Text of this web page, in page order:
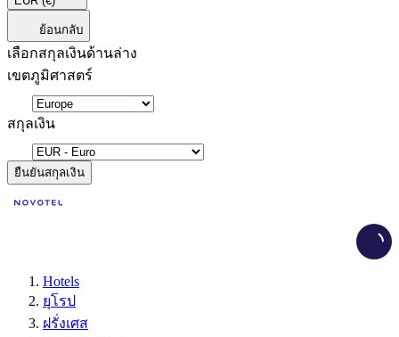
ย้อนกลับ
เลือกสกุลเงินด้านล่าง
เขตภูมิศาสตร์
สกุลเงิน
ยืนยันสกุลเงิน
Hotels
ยุโรป
ฝรั่งเศส